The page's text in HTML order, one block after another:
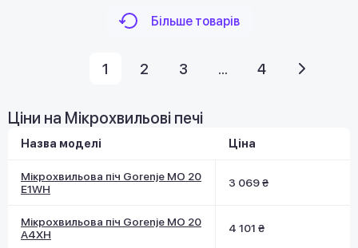
Більше товарів
1 2 3 ... 4
Ціни на Мікрохвильові печі
Назва моделі Ціна
Мікрохвильова піч Gorenje MO 20
E1WH
3 069 ₴
Мікрохвильова піч Gorenje MO 20
A4XH
4 101 ₴